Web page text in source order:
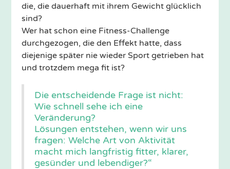
die, die dauerhaft mit ihrem Gewicht glücklich
sind?
Wer hat schon eine Fitness-Challenge
durchgezogen, die den Effekt hatte, dass
diejenige später nie wieder Sport getrieben hat
und trotzdem mega fit ist?
Die entscheidende Frage ist nicht:
Wie schnell sehe ich eine
Veränderung?
Lösungen entstehen, wenn wir uns
fragen: Welche Art von Aktivität
macht mich langfristig fitter, klarer,
gesünder und lebendiger?“